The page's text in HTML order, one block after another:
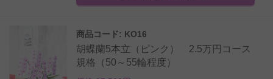
商品コード: KO16
胡蝶蘭5本立（ピンク） 2.5万円コース
規格（50～55輪程度）